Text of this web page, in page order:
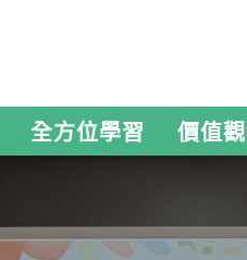
全方位學習 價值